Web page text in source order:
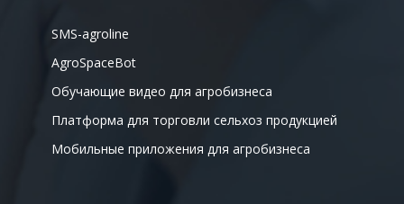
SMS-agroline
AgroSpaceBot
Обучающие видео для агробизнеса
Платформа для торговли сельхоз продукцией
Мобильные приложения для агробизнеса